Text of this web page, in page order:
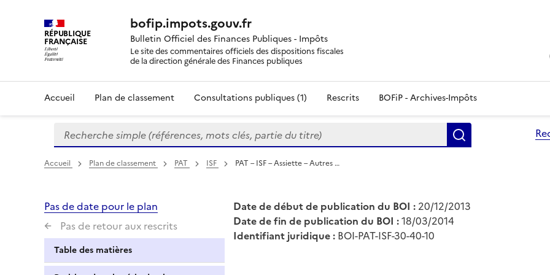
RÉPUBLIQUE
FRANÇAISE
bofip.impots.gouv.fr
Bulletin Officiel des Finances Publiques - Impôts
Le site des commentaires officiels des dispositions fiscales
de la direction générale des Finances publiques
Accueil Plan de classement Consultations publiques (1) Rescrits BOFiP - Archives-Impôts
Formulaire
de
recherche
Recherche simple (références, mots clés, partie du titre)
Accueil Plan de classement PAT ISF PAT – ISF – Assiette – Autres …
Pas de date pour le plan
Pas de retour aux rescrits
Table des matières
Date de début de publication du BOI : 20/12/2013
Date de fin de publication du BOI :18/03/2014
Identifiant juridique : BOI-PAT-ISF-30-40-10